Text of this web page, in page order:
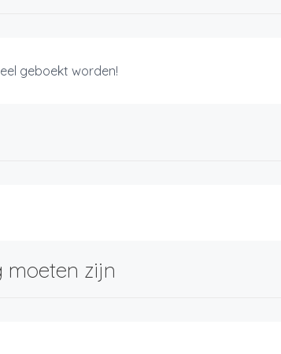
geboekt worden!
moeten zijn